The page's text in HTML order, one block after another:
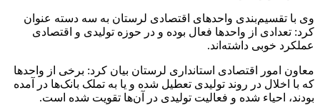
وی با تقسیم‌بندی واحدهای اقتصادی لرستان به سه دسته عنوان
کرد: تعدادی از واحدها فعال بوده و در حوزه تولیدی و اقتصادی
عملکرد خوبی داشته‌اند.
معاون امور اقتصادی استانداری لرستان بیان کرد: برخی از واحدها
که با اخلال در روند تولیدی تعطیل شده و یا به تملک بانک‌ها در آمده
بودند، احیاء شده و فعالیت تولیدی در آن‌ها تقویت شده است.